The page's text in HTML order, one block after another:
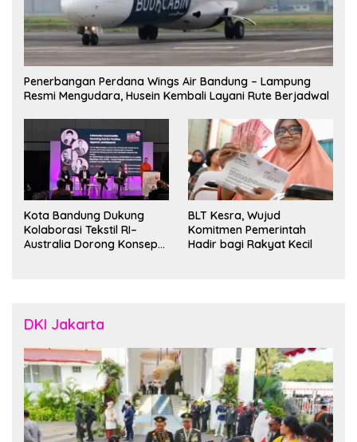
Penerbangan Perdana Wings Air Bandung – Lampung
Resmi Mengudara, Husein Kembali Layani Rute Berjadwal
Kota Bandung Dukung
Kolaborasi Tekstil RI–
Australia Dorong Konsep
BLT Kesra, Wujud
Komitmen Pemerintah
Hadir bagi Rakyat Kecil
DKI Jakarta